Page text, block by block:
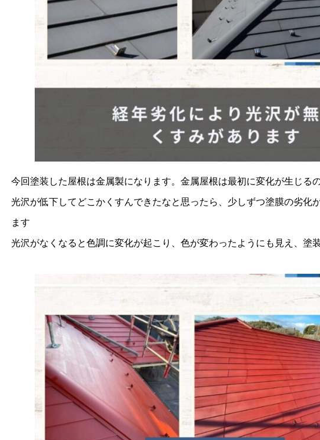
今回塗装した屋根は金属製になります。金属屋根は最初に変化が生じる
光沢が低下してどこかくすんできたなと思ったら、少しずつ塗膜の劣化
ます
光沢がなくなると色調に変化が起こり、色が変わったようにも見え、塗